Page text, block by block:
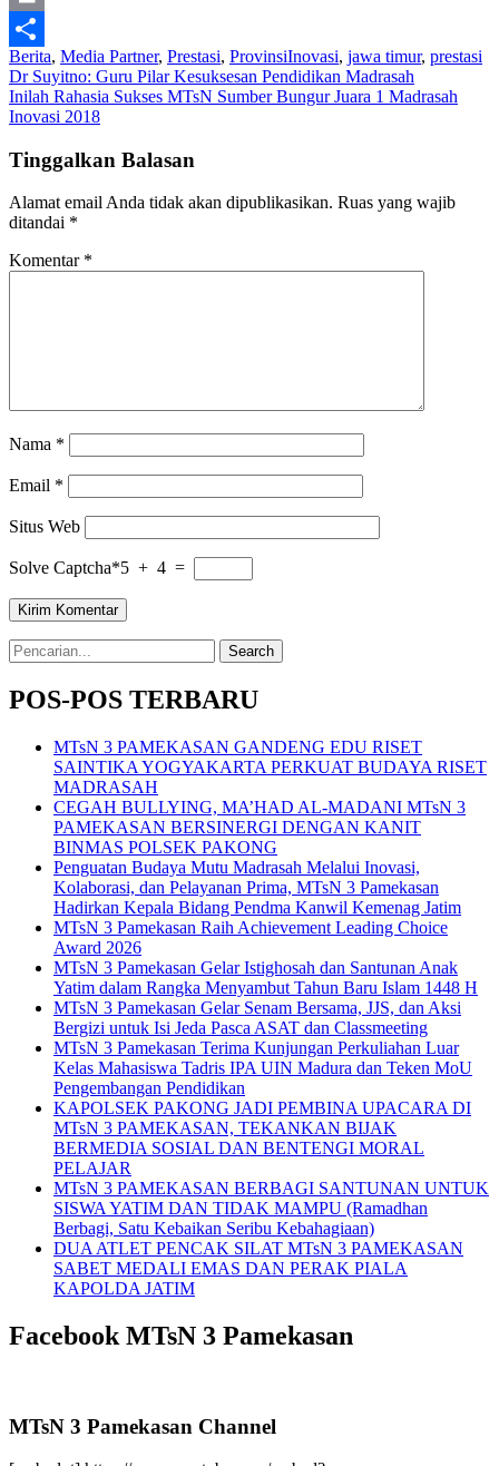
Print
Share
Berita, Media Partner, Prestasi, ProvinsiInovasi, jawa timur, prestasi
Navigasi
pos
Dr Suyitno: Guru Pilar Kesuksesan Pendidikan Madrasah
Inilah Rahasia Sukses MTsN Sumber Bungur Juara 1 Madrasah
Inovasi 2018
Tinggalkan Balasan
Alamat email Anda tidak akan dipublikasikan. Ruas yang wajib
ditandai *
Komentar *
Nama *
Email *
Situs Web
Solve Captcha*5 + 4 =
Search
for:
POS-POS TERBARU
MTsN 3 PAMEKASAN GANDENG EDU RISET
SAINTIKA YOGYAKARTA PERKUAT BUDAYA RISET
MADRASAH
CEGAH BULLYING, MA’HAD AL-MADANI MTsN 3
PAMEKASAN BERSINERGI DENGAN KANIT
BINMAS POLSEK PAKONG
Penguatan Budaya Mutu Madrasah Melalui Inovasi,
Kolaborasi, dan Pelayanan Prima, MTsN 3 Pamekasan
Hadirkan Kepala Bidang Pendma Kanwil Kemenag Jatim
MTsN 3 Pamekasan Raih Achievement Leading Choice
Award 2026
MTsN 3 Pamekasan Gelar Istighosah dan Santunan Anak
Yatim dalam Rangka Menyambut Tahun Baru Islam 1448 H
MTsN 3 Pamekasan Gelar Senam Bersama, JJS, dan Aksi
Bergizi untuk Isi Jeda Pasca ASAT dan Classmeeting
MTsN 3 Pamekasan Terima Kunjungan Perkuliahan Luar
Kelas Mahasiswa Tadris IPA UIN Madura dan Teken MoU
Pengembangan Pendidikan
KAPOLSEK PAKONG JADI PEMBINA UPACARA DI
MTsN 3 PAMEKASAN, TEKANKAN BIJAK
BERMEDIA SOSIAL DAN BENTENGI MORAL
PELAJAR
MTsN 3 PAMEKASAN BERBAGI SANTUNAN UNTUK
SISWA YATIM DAN TIDAK MAMPU (Ramadhan
Berbagi, Satu Kebaikan Seribu Kebahagiaan)
DUA ATLET PENCAK SILAT MTsN 3 PAMEKASAN
SABET MEDALI EMAS DAN PERAK PIALA
KAPOLDA JATIM
Facebook MTsN 3 Pamekasan
MTsN 3 Pamekasan Channel